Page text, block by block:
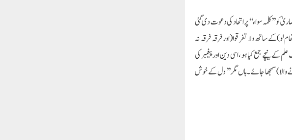
’’ کلمہ سواء‘‘ پر اتحاد کی دعوت دی گئی
ساتھ ولا تفرقوا(اور فرقہ فرقہ نہ
نیچے جمع کیا ہو ،اسی دین اور پیغمبر کی
والا)سمجھا جائے ۔ہاں مگر’’ دل کے خوش